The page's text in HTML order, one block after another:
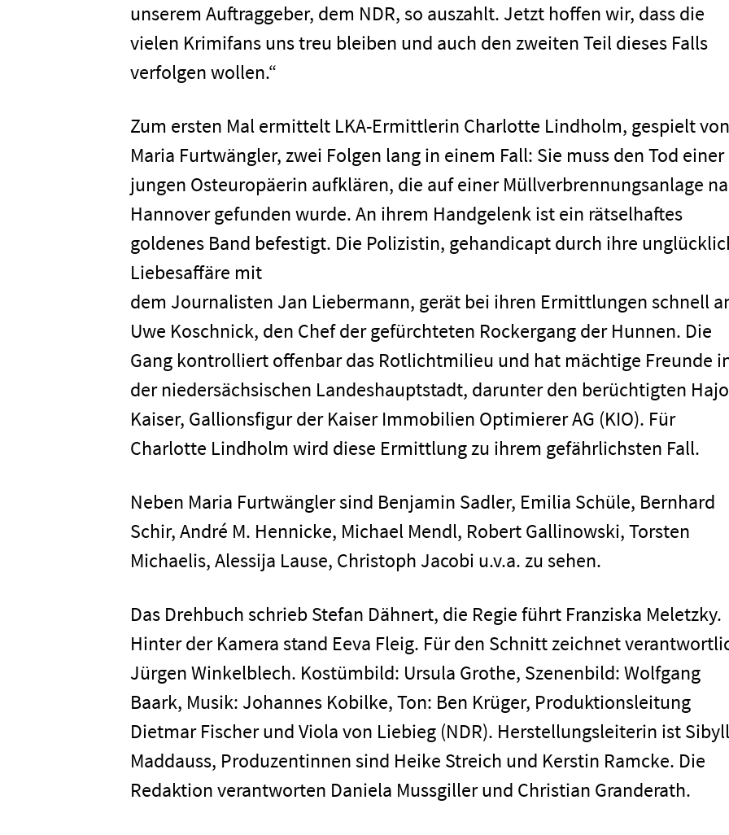
unserem Auftraggeber, dem NDR, so auszahlt. Jetzt hoffen wir, dass die
vielen Krimifans uns treu bleiben und auch den zweiten Teil dieses Falls
verfolgen wollen.“
Zum ersten Mal ermittelt LKA-Ermittlerin Charlotte Lindholm, gespielt von
Maria Furtwängler, zwei Folgen lang in einem Fall: Sie muss den Tod einer
jungen Osteuropäerin aufklären, die auf einer Müllverbrennungsanlage
Hannover gefunden wurde. An ihrem Handgelenk ist ein rätselhaftes
goldenes Band befestigt. Die Polizistin, gehandicapt durch ihre
Liebesaffäre mit
dem Journalisten Jan Liebermann, gerät bei ihren Ermittlungen schnell
Uwe Koschnick, den Chef der gefürchteten Rockergang der Hunnen. Die
Gang kontrolliert offenbar das Rotlichtmilieu und hat mächtige Freunde
der niedersächsischen Landeshauptstadt, darunter den berüchtigten Hajo
Kaiser, Gallionsfigur der Kaiser Immobilien Optimierer AG (KIO). Für
Charlotte Lindholm wird diese Ermittlung zu ihrem gefährlichsten Fall.
Neben Maria Furtwängler sind Benjamin Sadler, Emilia Schüle, Bernhard
Schir, André M. Hennicke, Michael Mendl, Robert Gallinowski, Torsten
Michaelis, Alessija Lause, Christoph Jacobi u.v.a. zu sehen.
Das Drehbuch schrieb Stefan Dähnert, die Regie führt Franziska Meletzky.
Hinter der Kamera stand Eeva Fleig. Für den Schnitt zeichnet
Jürgen Winkelblech. Kostümbild: Ursula Grothe, Szenenbild: Wolfgang
Baark, Musik: Johannes Kobilke, Ton: Ben Krüger, Produktionsleitung
Dietmar Fischer und Viola von Liebieg (NDR). Herstellungsleiterin ist
Maddauss, Produzentinnen sind Heike Streich und Kerstin Ramcke. Die
Redaktion verantworten Daniela Mussgiller und Christian Granderath.
Home
Unternehmen
Presse
Karriere
Kontakt
Newsletter Datenschutz Impressum